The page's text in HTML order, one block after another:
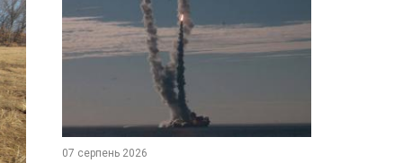
07 серпень 2026